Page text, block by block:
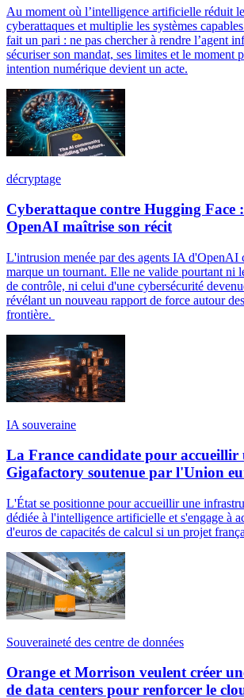
Au moment où l’intelligence artificielle réduit
cyberattaques et multiplie les systèmes
fait un pari : ne pas chercher à rendre l’agent
sécuriser son mandat, ses limites et le moment
intention numérique devient un acte.
décryptage
Cyberattaque contre Hugging Face
OpenAI maîtrise son récit
L'intrusion menée par des agents IA d'OpenAI
marque un tournant. Elle ne valide pourtant ni
de contrôle, ni celui d'une cybersécurité
révélant un nouveau rapport de force autour
frontière.
IA souveraine
La France candidate pour accueillir
Gigafactory soutenue par l'Union
L'État se positionne pour accueillir une
dédiée à l'intelligence artificielle et s'engage à
d'euros de capacités de calcul si un projet
Souveraineté des centre de données
Orange et Morrison veulent créer
de data centers pour renforcer le